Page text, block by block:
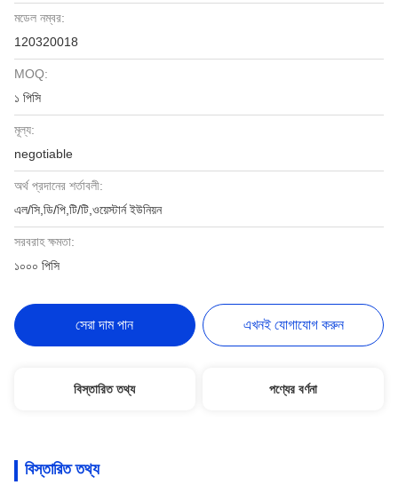
মডেল নম্বর:
120320018
MOQ:
১ পিসি
মূল্য:
negotiable
অর্থ প্রদানের শর্তাবলী:
এল/সি,ডি/পি,টি/টি,ওয়েস্টার্ন ইউনিয়ন
সরবরাহ ক্ষমতা:
১০০০ পিসি
সেরা দাম পান এখনই যোগাযোগ করুন
বিস্তারিত তথ্য পণ্যের বর্ণনা
বিস্তারিত তথ্য